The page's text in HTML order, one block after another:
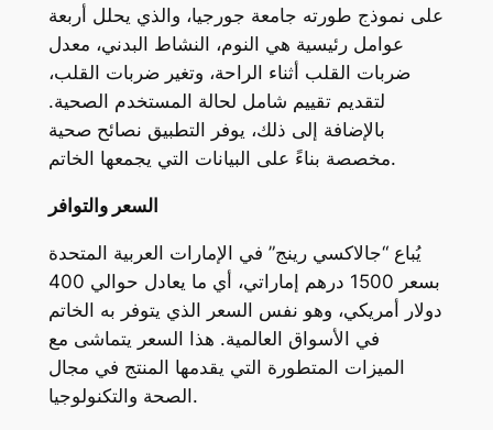
على نموذج طورته جامعة جورجيا، والذي يحلل أربعة
عوامل رئيسية هي النوم، النشاط البدني، معدل
ضربات القلب أثناء الراحة، وتغير ضربات القلب،
لتقديم تقييم شامل لحالة المستخدم الصحية.
بالإضافة إلى ذلك، يوفر التطبيق نصائح صحية
مخصصة بناءً على البيانات التي يجمعها الخاتم.
السعر والتوافر
يُباع “جالاكسي رينج” في الإمارات العربية المتحدة
بسعر 1500 درهم إماراتي، أي ما يعادل حوالي 400
دولار أمريكي، وهو نفس السعر الذي يتوفر به الخاتم
في الأسواق العالمية. هذا السعر يتماشى مع
الميزات المتطورة التي يقدمها المنتج في مجال
الصحة والتكنولوجيا.